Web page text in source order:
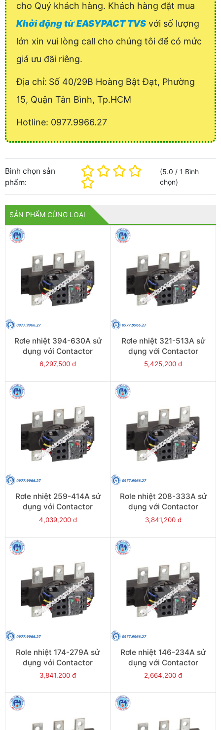
cho Quý khách hàng. Khách hàng đặt mua
Khởi động từ EASYPACT TVS với số lượng
lớn xin vui lòng call cho chúng tôi để có mức
giá ưu đãi riêng.
Địa chỉ: Số 40/29B Hoàng Bật Đạt, Phường
15, Quận Tân Bình, Tp.HCM
Hotline: 0977.9966.27
Bình chọn sản
phẩm:
(5.0 /1 Bình
chọn)
SẢN PHẨM CÙNG LOẠI
Rơle nhiệt 394-630A sử
dụng với Contactor
LC1E630 - Model LRE489
6,297,500 đ
Rơle nhiệt 321-513A sử
dụng với Contactor
LC1E500 - Model LRE488
5,425,200 đ
Rơle nhiệt 259-414A sử
dụng với Contactor
LC1E300-E400 - Model
4,039,200 đ
Rơle nhiệt 208-333A sử
dụng với Contactor
LC1E250-E400 - Model
3,841,200 đ
Rơle nhiệt 174-279A sử
dụng với Contactor
LC1E250-E400 - Model
3,841,200 đ
Rơle nhiệt 146-234A sử
dụng với Contactor
LC1E250-E400 - Model
2,664,200 đ